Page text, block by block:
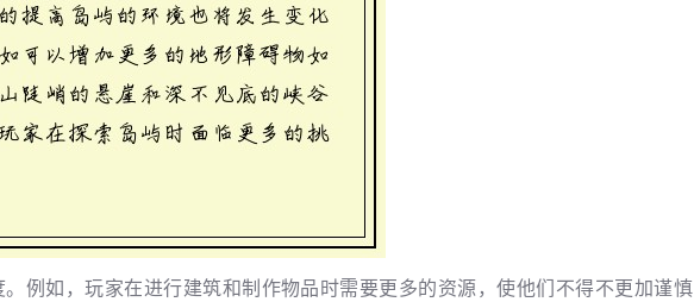
例如，玩家在进行建筑和制作物品时需要更多的资源，使他们不得不更加谨慎